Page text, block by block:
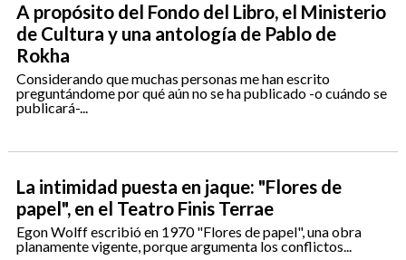
A propósito del Fondo del Libro, el Ministerio
de Cultura y una antología de Pablo de
Rokha
Considerando que muchas personas me han escrito
preguntándome por qué aún no se ha publicado -o cuándo se
publicará-...
La intimidad puesta en jaque: "Flores de
papel", en el Teatro Finis Terrae
Egon Wolff escribió en 1970 "Flores de papel", una obra
planamente vigente, porque argumenta los conflictos...